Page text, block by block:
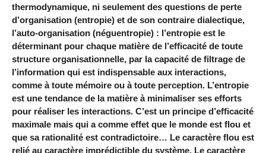
thermodynamique, ni seulement des questions de perte
d’organisation (entropie) et de son contraire dialectique,
l’auto-organisation (néguentropie) : l’entropie est le
déterminant pour chaque matière de l’efficacité de toute
structure organisationnelle, par la capacité de filtrage de
l’information qui est indispensable aux interactions,
comme à toute mémoire ou à toute perception. L’entropie
est une tendance de la matière à minimaliser ses efforts
pour réaliser les interactions. C’est un principe d’efficacité
maximale mais qui a comme effet que le monde est flou et
que sa rationalité est contradictoire… Le caractère flou est
relié au caractère imprédictible du système. Le caractère